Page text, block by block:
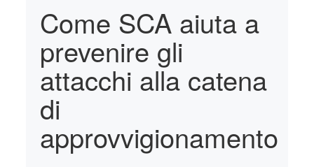
Come SCA aiuta a
prevenire gli
attacchi alla catena
di
approvvigionamento